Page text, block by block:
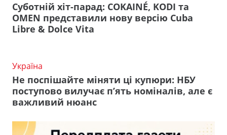
Суботній хіт-парад: COKAINÉ, KODI та
OMEN представили нову версію Cuba
Libre & Dolce Vita
Україна
Не поспішайте міняти ці купюри: НБУ
поступово вилучає п’ять номіналів, але є
важливий нюанс